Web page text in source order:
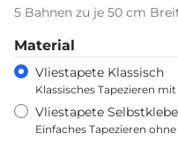
5 Bahnen zu je 50 cm
Material
Vliestapete Klassisch
Klassisches Tapezieren
Vliestapete
Einfaches Tapezieren